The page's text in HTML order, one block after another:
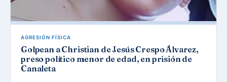
AGRESIÓN FÍSICA
Golpean a Christian de Jesús Crespo Álvarez,
preso político menor de edad, en prisión de
Canaleta